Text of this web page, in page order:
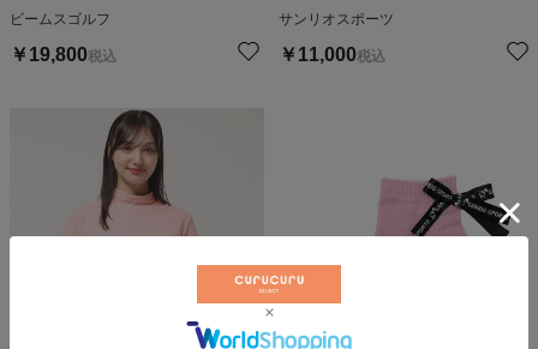
ビームスゴルフ
￥ 19,800税込
サンリオスポーツ
￥ 11,000税込